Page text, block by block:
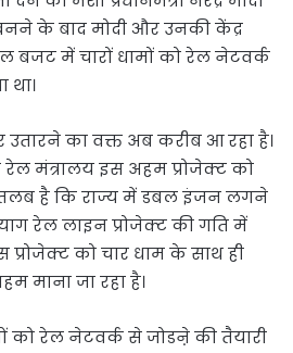
के बाद मोदी और उनकी केंद्र
में चारों धामों को रेल नेटवर्क
था।
का वक्त अब करीब आ रहा है।
मंत्रालय इस अहम प्रोजेक्ट को
है कि राज्य में डबल इंजन लगने
रेल लाइन प्रोजेक्ट की गति में
प्रोजेक्ट को चार धाम के साथ ही
माना जा रहा है।
को रेल नेटवर्क से जोडऩे की तैयारी